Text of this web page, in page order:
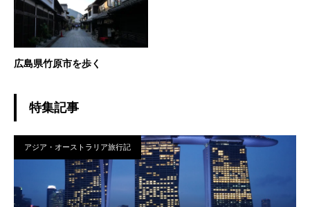
広島県竹原市を歩く
特集記事
アジア・オーストラリア旅行記